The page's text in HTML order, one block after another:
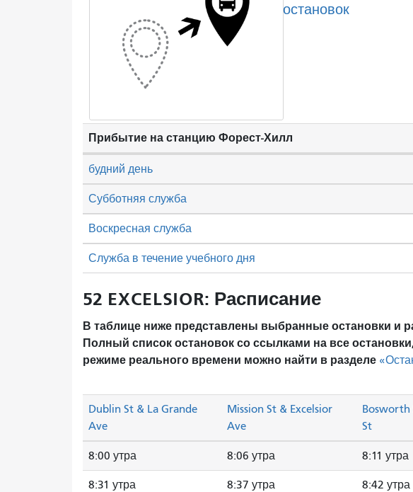
остановок
Прибытие на станцию ​​Форест-Хилл
Субботняя служба
Воскресная служба
будний день
Служба в течение учебного дня
52 EXCELSIOR: Расписание
В таблице ниже представлены выбранные остановки и
Полный список остановок со ссылками на все
режиме реального времени можно найти в разделе
Dublin St & La Grande
Ave
Mission St & Excelsior
Ave
Bosworth
St
8:00 утра 8:06 утра 8:11 утра
8:31 утра 8:37 утра 8:42 утра